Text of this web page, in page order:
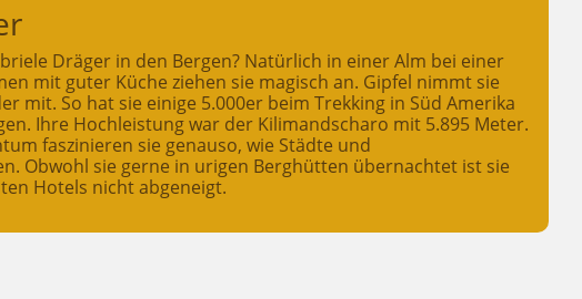
Dräger in den Bergen? Natürlich in einer Alm bei einer
mit guter Küche ziehen sie magisch an. Gipfel nimmt sie
mit. So hat sie einige 5.000er beim Trekking in Süd Amerika
Ihre Hochleistung war der Kilimandscharo mit 5.895 Meter.
faszinieren sie genauso, wie Städte und
Obwohl sie gerne in urigen Berghütten übernachtet ist sie
Hotels nicht abgeneigt.